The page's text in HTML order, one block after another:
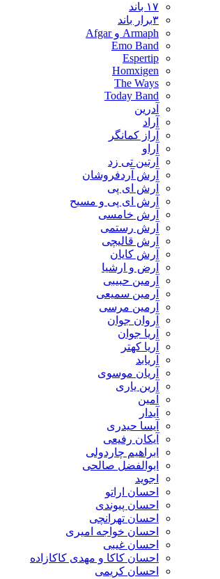
۱۷ باند
۳برار باند
Armaph و Afgar
Emo Band
Espertip
Homxigen
The Ways
Today Band
آدرین
آراد
آراز کمانگر
آراو
آرتین تی زد
آرش آردفروشان
آرش ای پی
آرش ای پی و مسیح
آرش خامسی
آرش رستمی
آرش قالیچی
آرش کایان
​آرض و ارشیا
آرمین حبیبی
آرمین سمیعی
آرمین مرسی
آروان جوان
آریا جوان
آریا کهتر
آریابد
آریان موسوی
آرین یاری
آمین
آیدار
آیسا حیدری
آیکان رفیعی
ابراهیم چاردولی
ابوالفضل صالحی
اجوید
احسان اراتو
احسان پیوندی
احسان تهرانچی
احسان خواجه امیری
احسان غیبی
احسان کاکا و مهدی کاکازاده
احسان کریمی